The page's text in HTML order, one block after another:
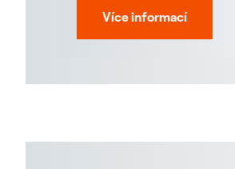
Více informací